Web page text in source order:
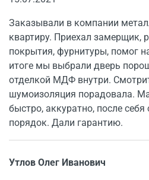
Заказывали в компании
квартиру. Приехал замерщик,
покрытия, фурнитуры, помог
итоге мы выбрали дверь
отделкой МДФ внутри.
шумоизоляция порадовала.
быстро, аккуратно, после себя
порядок. Дали гарантию.
Утлов Олег Иванович